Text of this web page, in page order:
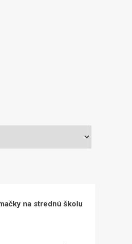
na strednú školu